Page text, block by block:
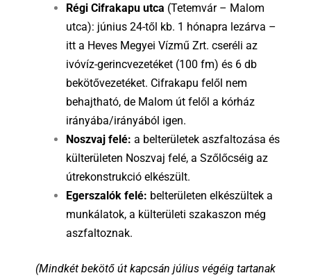
Régi Cifrakapu utca (Tetemvár – Malom
utca): június 24-től kb. 1 hónapra lezárva –
itt a Heves Megyei Vízmű Zrt. cseréli az
ivóvíz-gerincvezetéket (100 fm) és 6 db
bekötővezetéket. Cifrakapu felől nem
behajtható, de Malom út felől a kórház
irányába/irányából igen.
Noszvaj felé: a belterületek aszfaltozása és
külterületen Noszvaj felé, a Szőlőcséig az
útrekonstrukció elkészült.
Egerszalók felé: belterületen elkészültek a
munkálatok, a külterületi szakaszon még
aszfaltoznak.
(Mindkét bekötő út kapcsán július végéig tartanak